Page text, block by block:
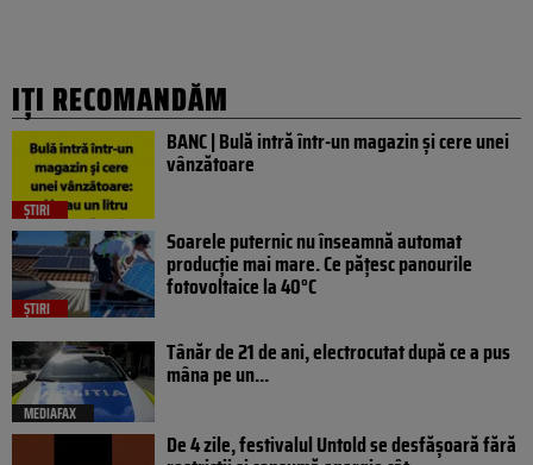
IȚI RECOMANDĂM
ȘTIRI
BANC | Bulă intră într-un magazin și cere unei
vânzătoare
ȘTIRI
Soarele puternic nu înseamnă automat
producție mai mare. Ce pățesc panourile
fotovoltaice la 40°C
MEDIAFAX
Tânăr de 21 de ani, electrocutat după ce a pus
mâna pe un...
De 4 zile, festivalul Untold se desfășoară fără